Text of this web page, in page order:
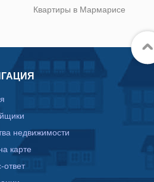
Квартиры в Мармарисе
недвижимости
карте
ответ